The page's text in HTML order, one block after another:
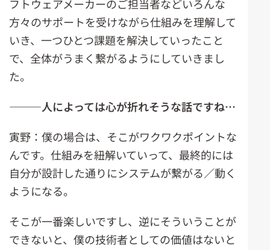
フトウェアメーカーのご担当者などいろんな
方々のサポートを受けながら仕組みを理解して
いき、一つひとつ課題を解決していったこと
で、全体がうまく繋がるようにしていきまし
た。
―――人によっては心が折れそうな話ですね…
寅野：僕の場合は、そこがワクワクポイントな
んです。仕組みを紐解いていって、最終的には
自分が設計した通りにシステムが繋がる／動く
ようになる。
そこが一番楽しいですし、逆にそういうことが
できないと、僕の技術者としての価値はないと